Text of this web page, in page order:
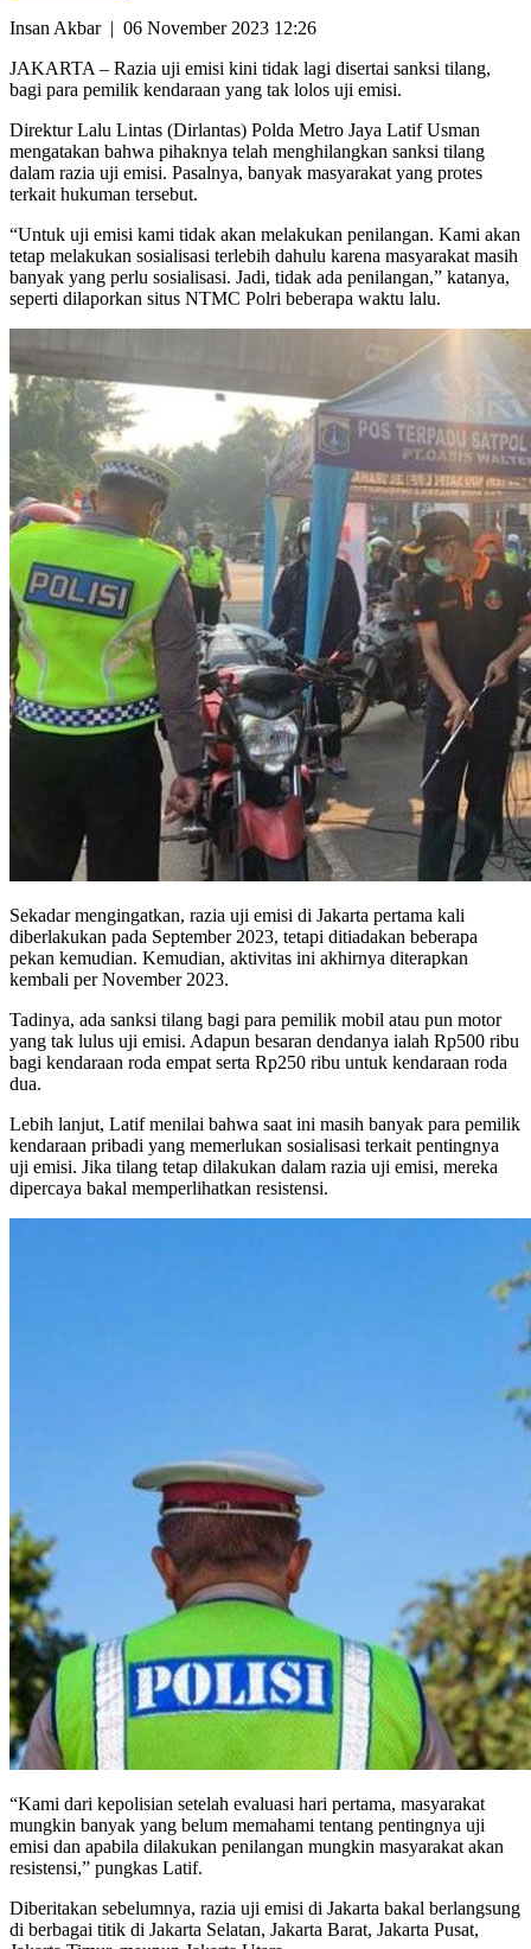
Insan Akbar | 06 November 2023 12:26
JAKARTA – Razia uji emisi kini tidak lagi disertai sanksi tilang,
bagi para pemilik kendaraan yang tak lolos uji emisi.
Direktur Lalu Lintas (Dirlantas) Polda Metro Jaya Latif Usman
mengatakan bahwa pihaknya telah menghilangkan sanksi tilang
dalam razia uji emisi. Pasalnya, banyak masyarakat yang protes
terkait hukuman tersebut.
“Untuk uji emisi kami tidak akan melakukan penilangan. Kami akan
tetap melakukan sosialisasi terlebih dahulu karena masyarakat masih
banyak yang perlu sosialisasi. Jadi, tidak ada penilangan,” katanya,
seperti dilaporkan situs NTMC Polri beberapa waktu lalu.
Sekadar mengingatkan, razia uji emisi di Jakarta pertama kali
diberlakukan pada September 2023, tetapi ditiadakan beberapa
pekan kemudian. Kemudian, aktivitas ini akhirnya diterapkan
kembali per November 2023.
Tadinya, ada sanksi tilang bagi para pemilik mobil atau pun motor
yang tak lulus uji emisi. Adapun besaran dendanya ialah Rp500 ribu
bagi kendaraan roda empat serta Rp250 ribu untuk kendaraan roda
dua.
Lebih lanjut, Latif menilai bahwa saat ini masih banyak para pemilik
kendaraan pribadi yang memerlukan sosialisasi terkait pentingnya
uji emisi. Jika tilang tetap dilakukan dalam razia uji emisi, mereka
dipercaya bakal memperlihatkan resistensi.
“Kami dari kepolisian setelah evaluasi hari pertama, masyarakat
mungkin banyak yang belum memahami tentang pentingnya uji
emisi dan apabila dilakukan penilangan mungkin masyarakat akan
resistensi,” pungkas Latif.
Diberitakan sebelumnya, razia uji emisi di Jakarta bakal berlangsung
di berbagai titik di Jakarta Selatan, Jakarta Barat, Jakarta Pusat,